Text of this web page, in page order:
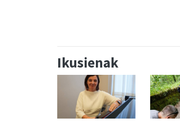
Ikusienak